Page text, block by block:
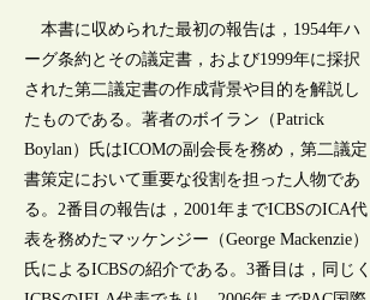
本書に収められた最初の報告は，1954年ハ
ーグ条約とその議定書，および1999年に採択
された第二議定書の作成背景や目的を解説し
たものである。著者のボイラン（Patrick
Boylan）氏はICOMの副会長を務め，第二議定
書策定において重要な役割を担った人物であ
る。2番目の報告は，2001年までICBSのICA代
表を務めたマッケンジー（George Mackenzie）
氏によるICBSの紹介である。3番目は，同じく